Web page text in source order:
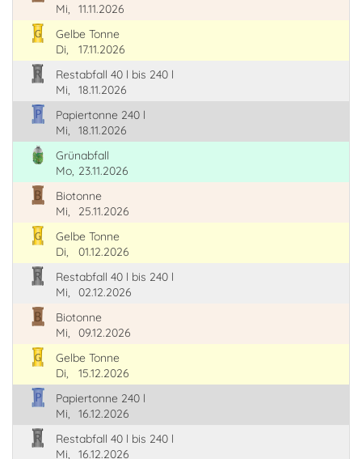
Mi,
11.11.2026
Gelbe Tonne
Di,
17.11.2026
Restabfall 40 l bis 240 l
Mi,
18.11.2026
Papiertonne 240 l
Mi,
18.11.2026
Grünabfall
Mo, 23.11.2026
Biotonne
Mi,
25.11.2026
Gelbe Tonne
Di,
01.12.2026
Restabfall 40 l bis 240 l
Mi,
02.12.2026
Biotonne
Mi,
09.12.2026
Gelbe Tonne
Di,
15.12.2026
Papiertonne 240 l
Mi,
16.12.2026
Restabfall 40 l bis 240 l
Mi,
16.12.2026